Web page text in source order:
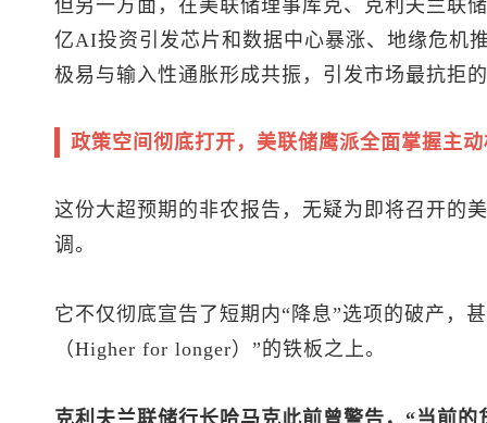
但另一方面，在美联储理事库克、克利夫兰联
亿AI投资引发芯片和数据中心暴涨、地缘危机
极易与输入性通胀形成共振，引发市场最抗拒
政策空间彻底打开，美联储鹰派全面掌握主
这份大超预期的非农报告，无疑为即将召开的
调。
它不仅彻底宣告了短期内“降息”选项的破产，
（Higher for longer）”的铁板之上。
克利夫兰联储行长哈马克此前曾警告，“当前